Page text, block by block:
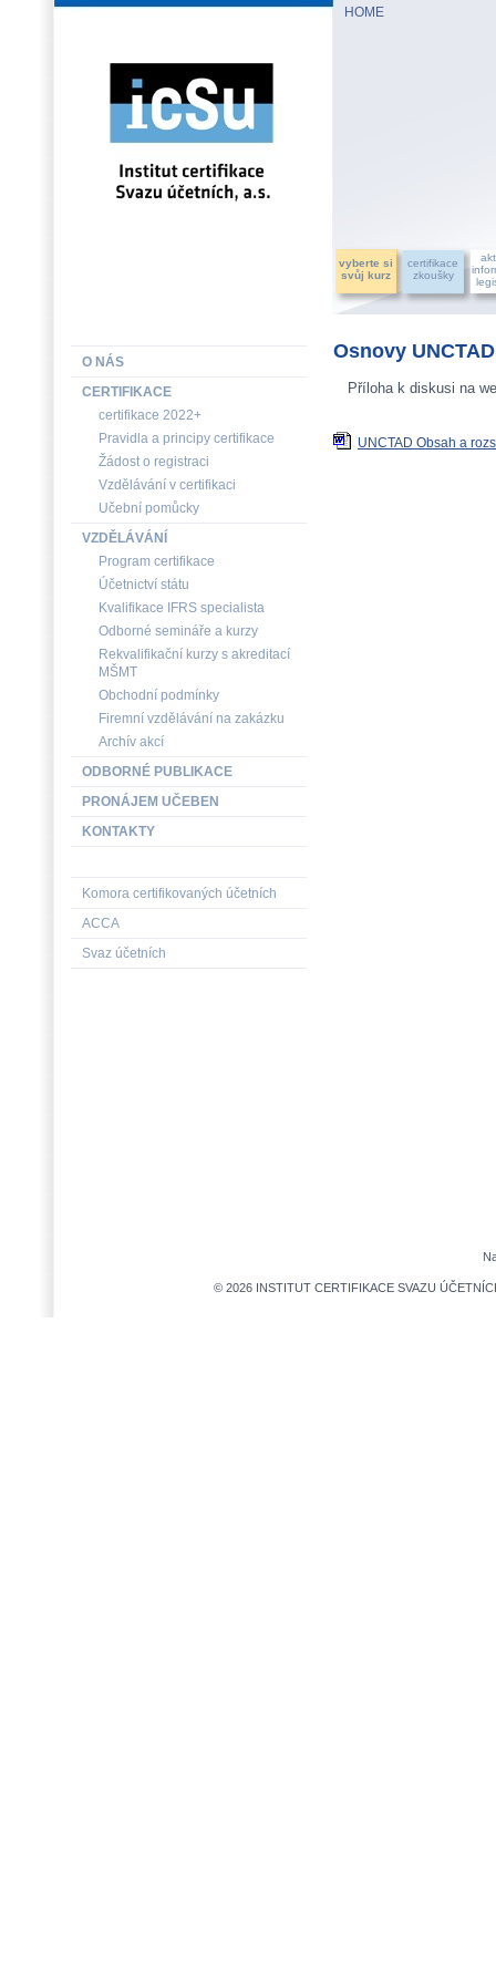
HOME
vyberte si
svůj kurz
certifikace
zkoušky
Osnovy
Příloha k diskusi na
UNCTAD Obsah a
O NÁS
CERTIFIKACE
certifikace 2022+
Pravidla a principy certifikace
Žádost o registraci
Vzdělávání v certifikaci
Učební pomůcky
VZDĚLÁVÁNÍ
Program certifikace
Účetnictví státu
Kvalifikace IFRS specialista
Odborné semináře a kurzy
Rekvalifikační kurzy s akreditací
MŠMT
Obchodní podmínky
Firemní vzdělávání na zakázku
Archív akcí
ODBORNÉ PUBLIKACE
PRONÁJEM UČEBEN
KONTAKTY
Komora certifikovaných účetních
ACCA
Svaz účetních
© 2026 INSTITUT CERTIFIKACE SVAZU